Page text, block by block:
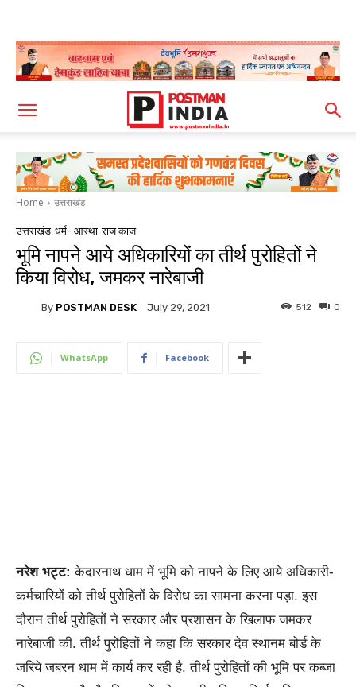
Home उत्तराखंड
उत्तराखंड धर्म- आस्था राज काज
भूमि नापने आये अधिकारियों का तीर्थ पुरोहितों ने
किया विरोध, जमकर नारेबाजी
By POSTMAN DESK July 29, 2021 0
512
WhatsApp Facebook
नरेश भट्ट: केदारनाथ धाम में भूमि को नापने के लिए आये अधिकारी-
कर्मचारियों को तीर्थ पुरोहितों के विरोध का सामना करना पड़ा. इस
दौरान तीर्थ पुरोहितों ने सरकार और प्रशासन के खिलाफ जमकर
नारेबाजी की. तीर्थ पुरोहितों ने कहा कि सरकार देव स्थानम बोर्ड के
जरिये जबरन धाम में कार्य कर रही है. तीर्थ पुरोहितों की भूमि पर कब्जा